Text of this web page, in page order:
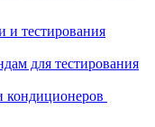
и тестирования
для тестирования
кондиционеров